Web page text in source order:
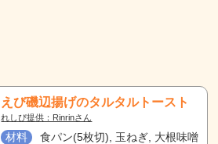
えび磯辺揚げのタルタルトースト
れしぴ提供：Rinrinさん
材料
食パン(5枚切), 玉ねぎ, 大根味噌